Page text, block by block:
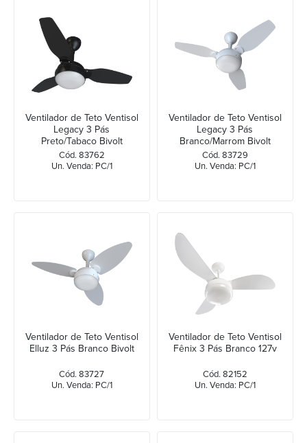
Ventilador de Teto Ventisol
Legacy 3 Pás
Preto/Tabaco Bivolt
Cód. 83762
Un. Venda: PC/1
Ventilador de Teto Ventisol
Legacy 3 Pás
Branco/Marrom Bivolt
Cód. 83729
Un. Venda: PC/1
Ventilador de Teto Ventisol
Elluz 3 Pás Branco Bivolt
Cód. 83727
Un. Venda: PC/1
Ventilador de Teto Ventisol
Fênix 3 Pás Branco 127v
Cód. 82152
Un. Venda: PC/1